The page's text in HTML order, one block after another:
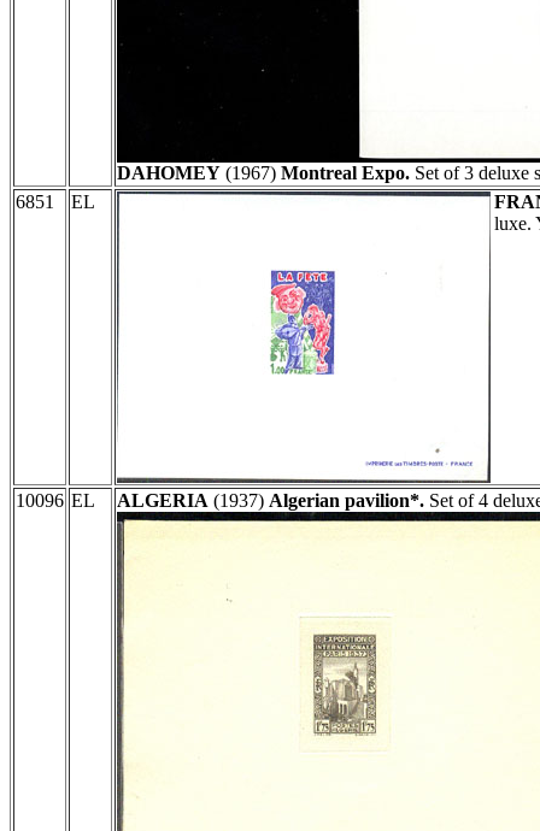
DAHOMEY (1967) Montreal Expo. Set of 3 deluxe
6851
EL
luxe.
10096 EL ALGERIA (1937) Algerian pavilion*. Set of 4